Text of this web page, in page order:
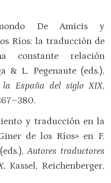
De Amicis y
Ríos: la traducción de
constante relación
& L. Pegenaute (eds.),
la España del siglo XIX,
y traducción en la
de los Ríos» en F.
Autores traductores
, Kassel, Reichenberger,